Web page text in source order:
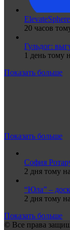
20 часов
Гульдог:
1 день тому
Показать больше
Показать больше
София
2 дня тому
“Юла” –
2 дня тому
Показать больше
© Все права